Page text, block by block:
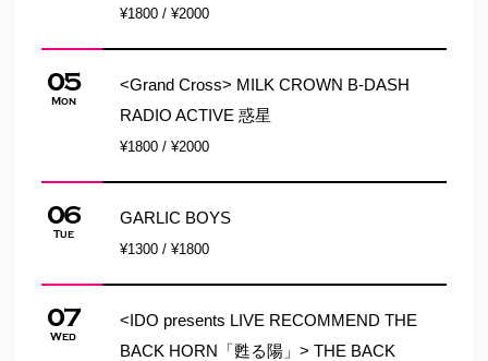
¥1800 / ¥2000
05
Mon
<Grand Cross> MILK CROWN B-DASH
RADIO ACTIVE 惑星
¥1800 / ¥2000
06
Tue
GARLIC BOYS
¥1300 / ¥1800
07
Wed
<IDO presents LIVE RECOMMEND THE
BACK HORN「甦る陽」> THE BACK